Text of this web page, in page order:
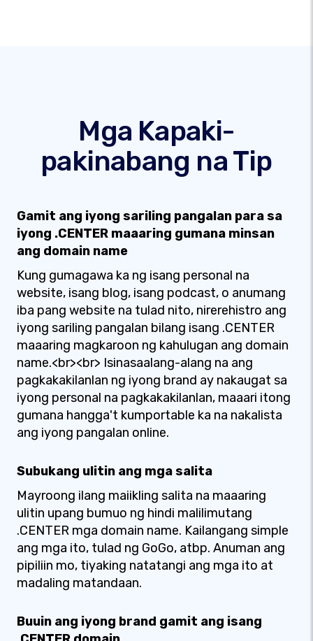
Mga Kapaki-
pakinabang na Tip
Gamit ang iyong sariling pangalan para sa
iyong .CENTER maaaring gumana minsan
ang domain name
Kung gumagawa ka ng isang personal na
website, isang blog, isang podcast, o anumang
iba pang website na tulad nito, nirerehistro ang
iyong sariling pangalan bilang isang .CENTER
maaaring magkaroon ng kahulugan ang domain
name.<br><br> Isinasaalang-alang na ang
pagkakakilanlan ng iyong brand ay nakaugat sa
iyong personal na pagkakakilanlan, maaari itong
gumana hangga't kumportable ka na nakalista
ang iyong pangalan online.
Subukang ulitin ang mga salita
Mayroong ilang maiikling salita na maaaring
ulitin upang bumuo ng hindi malilimutang
.CENTER mga domain name. Kailangang simple
ang mga ito, tulad ng GoGo, atbp. Anuman ang
pipiliin mo, tiyaking natatangi ang mga ito at
madaling matandaan.
Buuin ang iyong brand gamit ang isang